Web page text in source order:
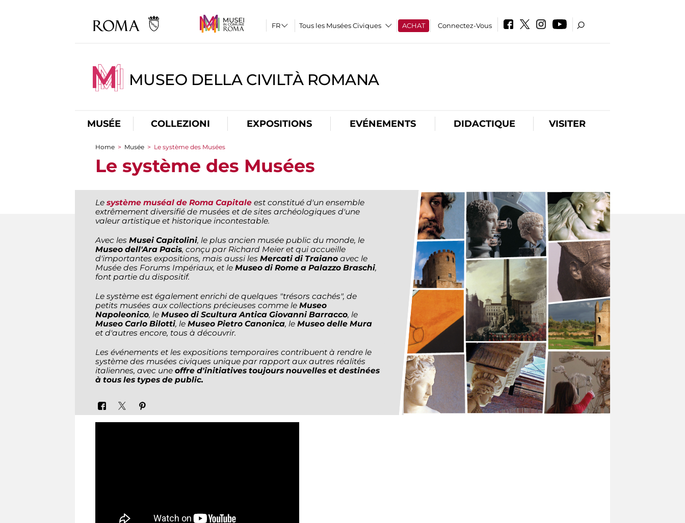
Tous les Musées Civiques ACHAT Connectez-Vous
MUSEO DELLA CIVILTÀ ROMANA
MUSÉE COLLEZIONI EXPOSITIONS EVÉNEMENTS DIDACTIQUE VISITER
You are here
Home > Musée > Le système des Musées
Le système des Musées
Le système muséal de Roma Capitale est constitué d'un ensemble
extrêmement diversifié de musées et de sites archéologiques d'une
valeur artistique et historique incontestable.
Avec les Musei Capitolini, le plus ancien musée public du monde, le
Museo dell'Ara Pacis, conçu par Richard Meier et qui accueille
d'importantes expositions, mais aussi les Mercati di Traiano avec le
Musée des Forums Impériaux, et le Museo di Rome a Palazzo Braschi,
font partie du dispositif.
Le système est également enrichi de quelques "trésors cachés", de
petits musées aux collections précieuses comme le Museo
Napoleonico, le Museo di Scultura Antica Giovanni Barracco, le
Museo Carlo Bilotti, le Museo Pietro Canonica, le Museo delle Mura
et d'autres encore, tous à découvrir.
Les événements et les expositions temporaires contribuent à rendre le
système des musées civiques unique par rapport aux autres réalités
italiennes, avec une offre d'initiatives toujours nouvelles et destinées
à tous les types de public.